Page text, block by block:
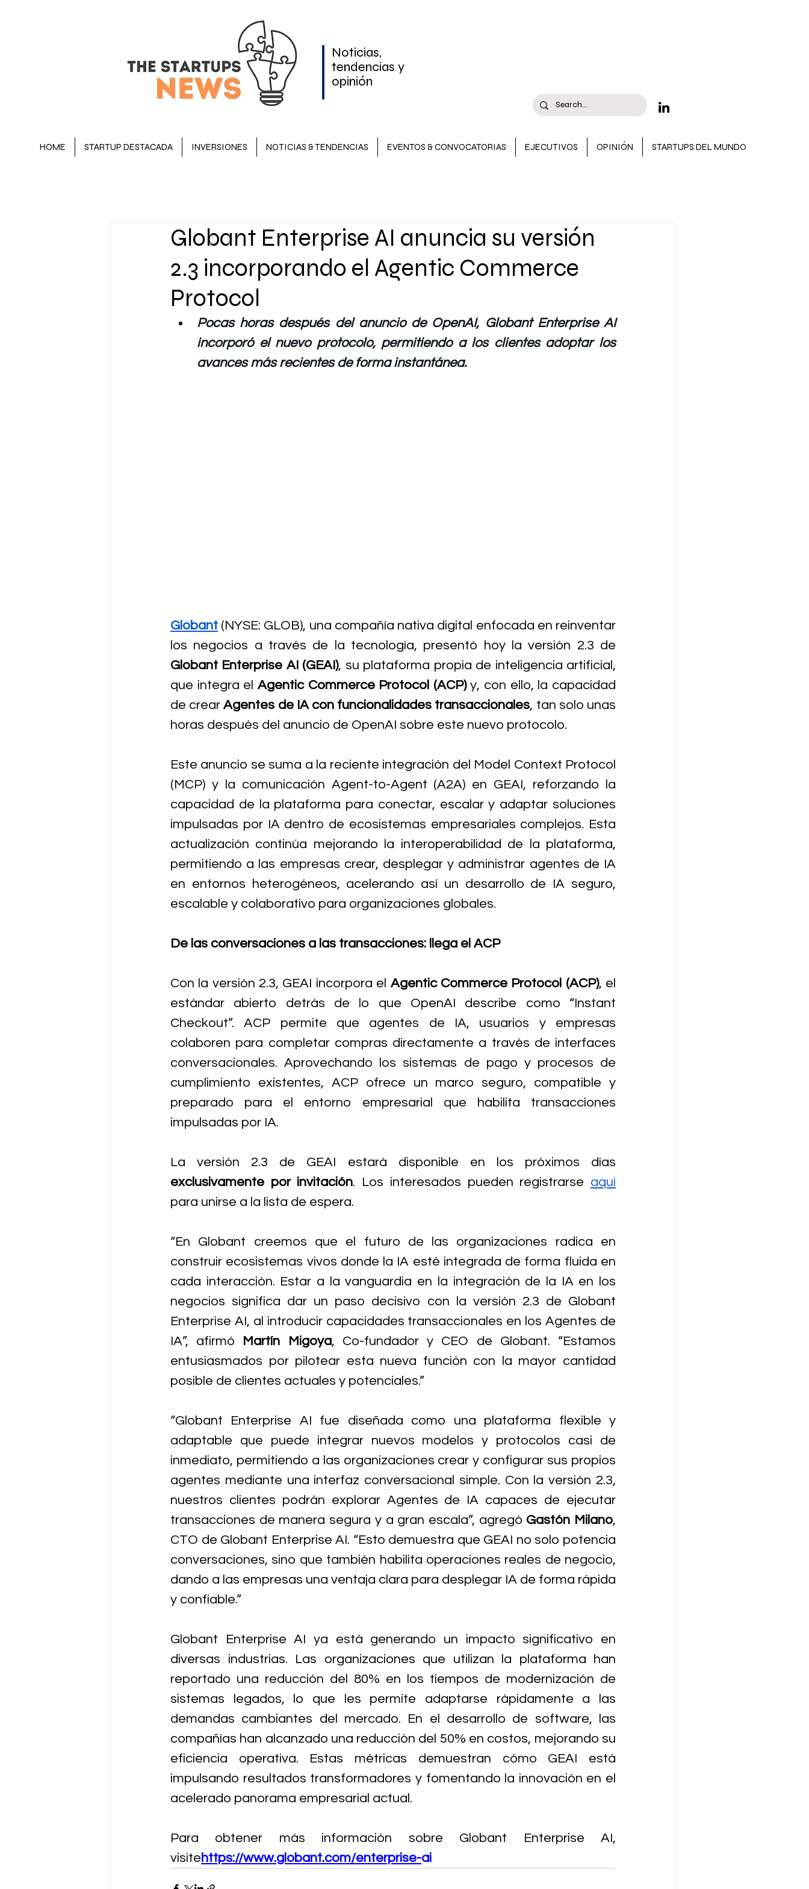
Noticias,
tendencias y
opinión
HOME STARTUP DESTACADA INVERSIONES NOTICIAS & TENDENCIAS EVENTOS & CONVOCATORIAS EJECUTIVOS OPINIÓN STARTUPS DEL MUNDO
EJECUTIVOS LATAM
Globant Enterprise AI anuncia su versión
2.3 incorporando el Agentic Commerce
Protocol
Pocas horas después del anuncio de OpenAI, Globant Enterprise AI
incorporó el nuevo protocolo, permitiendo a los clientes adoptar los
avances más recientes de forma instantánea.
Globant (NYSE: GLOB), una compañía nativa digital enfocada en reinventar
Globant Enterprise AI (GEAI), su plataforma propia de inteligencia artificial,
que integra el Agentic Commerce Protocol (ACP) y, con ello, la capacidad
de crear Agentes de IA con funcionalidades transaccionales, tan solo unas
horas después del anuncio de OpenAI sobre este nuevo protocolo.
Este anuncio se suma a la reciente integración del Model Context Protocol
(MCP) y la comunicación Agent-to-Agent (A2A) en GEAI, reforzando la
capacidad de la plataforma para conectar, escalar y adaptar soluciones
impulsadas por IA dentro de ecosistemas empresariales complejos. Esta
actualización continúa mejorando la interoperabilidad de la plataforma,
permitiendo a las empresas crear, desplegar y administrar agentes de IA
en entornos heterogéneos, acelerando así un desarrollo de IA seguro,
escalable y colaborativo para organizaciones globales.
De las conversaciones a las transacciones: llega el ACP
Con la versión 2.3, GEAI incorpora el Agentic Commerce Protocol (ACP), el
estándar abierto detrás de lo que OpenAI describe como “Instant
Checkout”. ACP permite que agentes de IA, usuarios y empresas
colaboren para completar compras directamente a través de interfaces
conversacionales. Aprovechando los sistemas de pago y procesos de
cumplimiento existentes, ACP ofrece un marco seguro, compatible y
preparado para el entorno empresarial que habilita transacciones
impulsadas por IA.
exclusivamente por invitación. Los interesados pueden registrarse aquí
para unirse a la lista de espera.
“En Globant creemos que el futuro de las organizaciones radica en
construir ecosistemas vivos donde la IA esté integrada de forma fluida en
cada interacción. Estar a la vanguardia en la integración de la IA en los
negocios significa dar un paso decisivo con la versión 2.3 de Globant
Enterprise AI, al introducir capacidades transaccionales en los Agentes de
IA”, afirmó
Martín Migoya, Co-fundador y CEO de Globant. “Estamos
entusiasmados por pilotear esta nueva función con la mayor cantidad
posible de clientes actuales y potenciales.”
“Globant Enterprise AI fue diseñada como una plataforma flexible y
adaptable que puede integrar nuevos modelos y protocolos casi de
inmediato, permitiendo a las organizaciones crear y configurar sus propios
agentes mediante una interfaz conversacional simple. Con la versión 2.3,
nuestros clientes podrán explorar Agentes de IA capaces de ejecutar
transacciones de manera segura y a gran escala”, agregó Gastón Milano,
CTO de Globant Enterprise AI. “Esto demuestra que GEAI no solo potencia
conversaciones, sino que también habilita operaciones reales de negocio,
dando a las empresas una ventaja clara para desplegar IA de forma rápida
y confiable.”
Globant Enterprise AI ya está generando un impacto significativo en
diversas industrias. Las organizaciones que utilizan la plataforma han
reportado una reducción del 80% en los tiempos de modernización de
sistemas legados, lo que les permite adaptarse rápidamente a las
demandas cambiantes del mercado. En el desarrollo de software, las
compañías han alcanzado una reducción del 50% en costos, mejorando su
eficiencia operativa. Estas métricas demuestran cómo GEAI está
impulsando resultados transformadores y fomentando la innovación en el
acelerado panorama empresarial actual.
Para obtener más información sobre Globant Enterprise AI,
visitehttps://www.globant.com/enterprise-ai